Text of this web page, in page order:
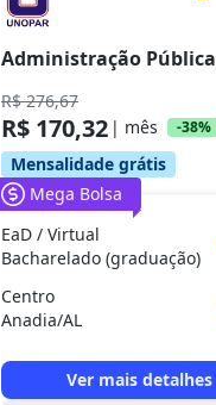
Administração Pública
R$ 276,67
R$ 170,32 | mês -38%
Mensalidade grátis
Mega Bolsa
EaD / Virtual
Bacharelado (graduação)
Centro
Anadia/AL
Ver mais detalhes